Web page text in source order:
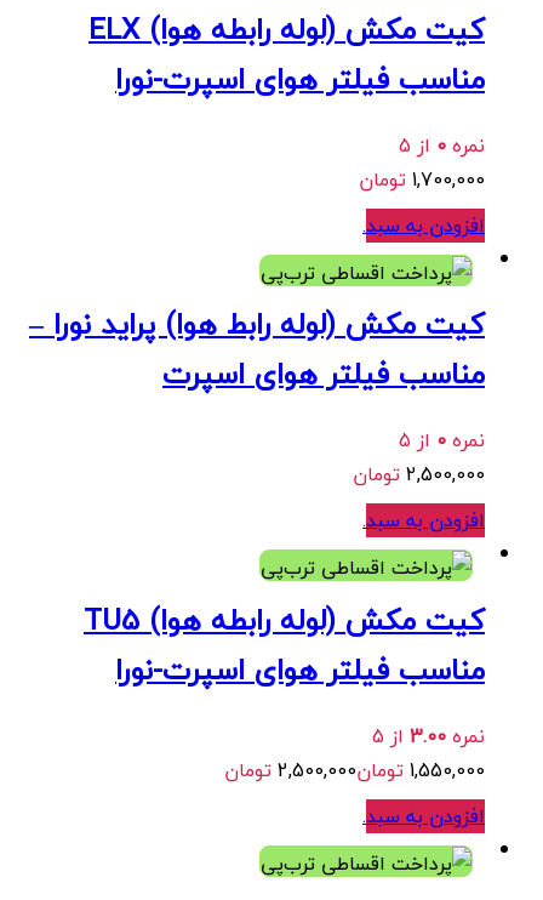
کیت مکش (لوله رابطه هوا) ELX
مناسب فیلتر هوای اسپرت-نورا
نمره0 از 5
1,700,000تومان
افزودن به سبد.
هر قسط 625,000تومان • خرید قسطی با ترب‌پی بدون کارمزد
کیت مکش (لوله رابط هوا) پراید نورا –
مناسب فیلتر هوای اسپرت
نمره0 از 5
2,500,000تومان
افزودن به سبد.
هر قسط 387,500تومان • خرید قسطی با ترب‌پی بدون کارمزد
کیت مکش (لوله رابطه هوا) TU5
مناسب فیلتر هوای اسپرت-نورا
نمره3.00 از 5
1,550,000تومان2,500,000تومان
افزودن به سبد.
هر قسط 575,000تومان • خرید قسطی با ترب‌پی بدون کارمزد